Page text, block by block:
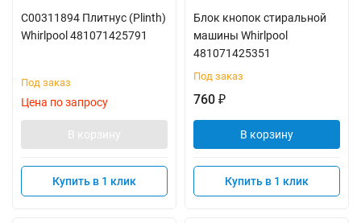
C00311894 Плитнус (Plinth)
Whirlpool 481071425791
Под заказ
Цена по запросу
В корзину
Купить в 1 клик
Блок кнопок стиральной
машины Whirlpool
481071425351
Под заказ
760 ₽
В корзину
Купить в 1 клик